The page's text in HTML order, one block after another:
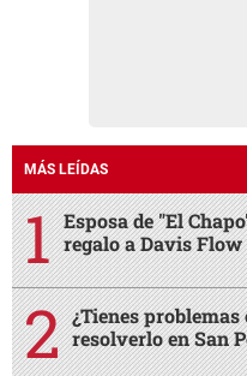
MÁS LEÍDAS
Esposa de "El
regalo a Davis
¿Tienes
resolverlo en San